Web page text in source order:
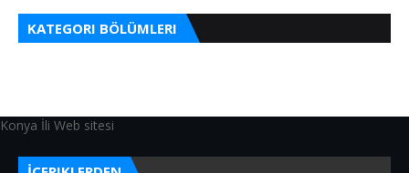
KATEGORI BÖLÜMLERI
Konya İli Web sitesi